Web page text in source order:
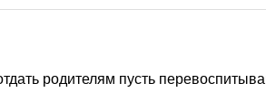
родителям пусть